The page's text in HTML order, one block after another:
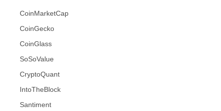
CoinMarketCap
CoinGecko
CoinGlass
SoSoValue
CryptoQuant
IntoTheBlock
Santiment